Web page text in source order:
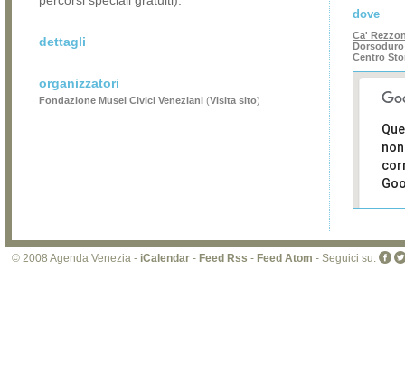
dettagli
organizzatori
Fondazione Musei Civici Veneziani (Visita sito)
dove
Ca'
Dorsoduro
Centro
di
sito
© 2008 Agenda Venezia - iCalendar - Feed Rss - Feed Atom - Seguici su: